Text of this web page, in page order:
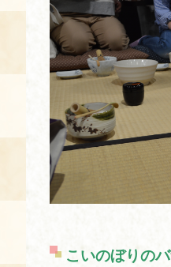
こいのぼりの